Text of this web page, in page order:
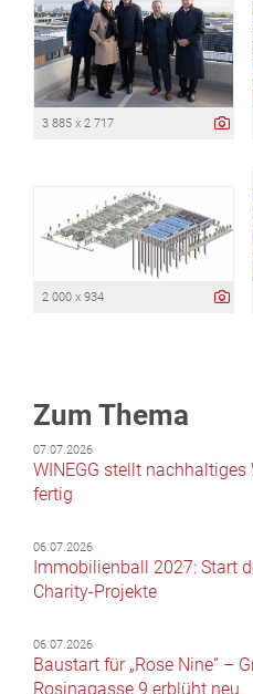
3 885 x 2 717
2 000 x 934
Zum Thema
07.07.2026
WINEGG stellt
fertig
06.07.2026
Immobilienball 2027: Start
Charity-Projekte
06.07.2026
Baustart für „Rose Nine“ –
Rosinagasse 9 erblüht neu